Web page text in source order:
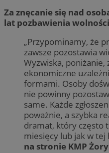
Za znęcanie się nad
lat pozbawienia
„Przypominamy, że
zawsze pozostawia
Wyzwiska, poniżanie,
ekonomiczne
formami. Osoby
nie powinny
same. Każde
poważnie, a szybka
dramat, który często
miesięcy lub jak w tej
na stronie KMP